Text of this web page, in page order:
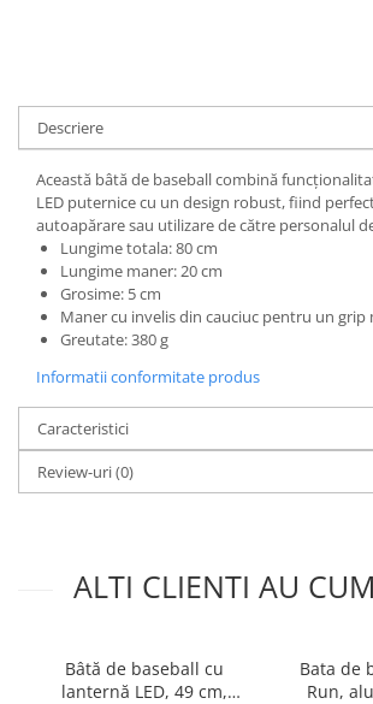
Descriere
Această bâtă de baseball combină
LED puternice cu un design robust, fiind
autoapărare sau utilizare de către personalul
Lungime totala: 80 cm
Lungime maner: 20 cm
Grosime: 5 cm
Maner cu invelis din cauciuc pentru un grip
Greutate: 380 g
Informatii conformitate produs
Caracteristici
Review-uri(0)
ALTI CLIENTI AU
Bâtă de baseball cu
lanternă LED, 49 cm,
Bata de
Run,